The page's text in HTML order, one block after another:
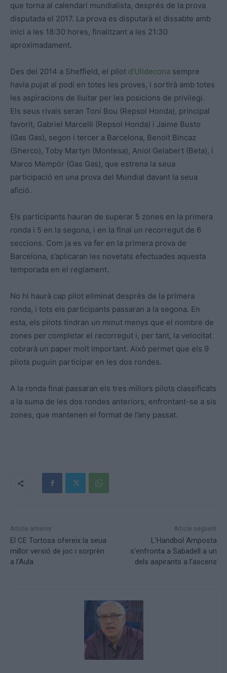
que torna al calendari mundialista, després de la prova
disputada el 2017. La prova es disputarà el dissabte amb
inici a les 18:30 hores, finalitzant a les 21:30
aproximadament.
Des del 2014 a Sheffield, el pilot d’Ulldecona sempre
havia pujat al podi en totes les proves, i sortirà amb totes
les aspiracions de lluitar per les posicions de privilegi.
Els seus rivals seran Toni Bou (Repsol Honda), principal
favorit, Gabriel Marcelli (Repsol Honda) i Jaime Busto
(Gas Gas), segon i tercer a Barcelona, Benoit Bincaz
(Sherco), Toby Martyn (Montesa), Aniol Gelabert (Beta), i
Marco Mempör (Gas Gas), que estrena la seua
participació en una prova del Mundial davant la seua
afició.
Els participants hauran de superar 5 zones en la primera
ronda i 5 en la segona, i en la final un recorregut de 6
seccions. Com ja es va fer en la primera prova de
Barcelona, s’aplicaran les novetats efectuades aquesta
temporada en el reglament.
No hi haurà cap pilot eliminat després de la primera
ronda, i tots els participants passaran a la segona. En
esta, els pilots tindran un minut menys que el nombre de
zones per completar el recorregut i, per tant, la velocitat
cobrarà un paper molt important. Això permet que els 9
pilots puguin participar en les dos rondes.
A la ronda final passaran els tres millors pilots classificats
a la suma de les dos rondes anteriors, enfrontant-se a sis
zones, que mantenen el format de l’any passat.
Article anterior
El CE Tortosa ofereix la seua
millor versió de joc i sorprèn
a l’Aula
Article següent
L’Handbol Amposta
s’enfronta a Sabadell a un
dels aspirants a l’ascens